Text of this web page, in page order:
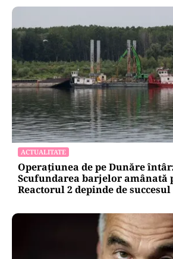
ADMINISTRATIE
Teatrul Bulandra intră în
98,6 milioane de lei pentru
istorice